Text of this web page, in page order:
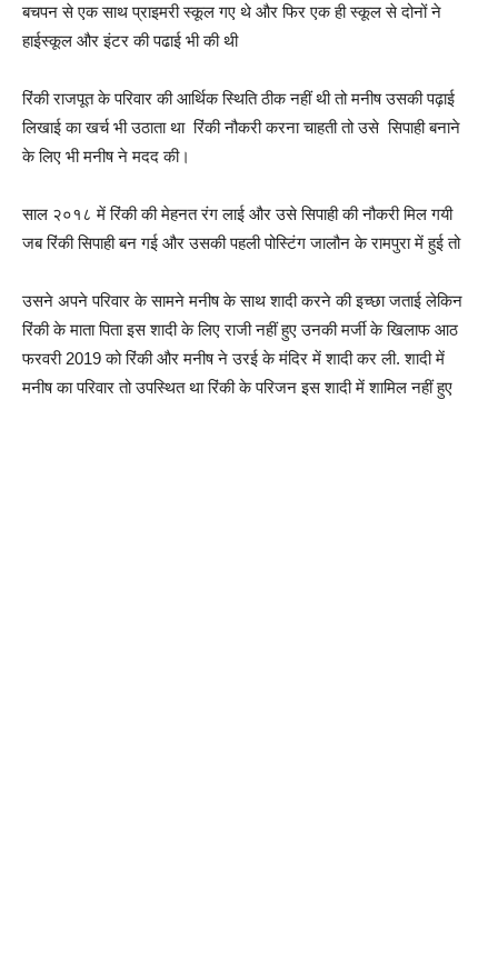
बचपन से एक साथ प्राइमरी स्कूल गए थे और फिर एक ही स्कूल से दोनों ने
हाईस्कूल और इंटर की पढाई भी की थी
रिंकी राजपूत के परिवार की आर्थिक स्थिति ठीक नहीं थी तो मनीष उसकी पढ़ाई
लिखाई का खर्च भी उठाता था रिंकी नौकरी करना चाहती तो उसे सिपाही बनाने
के लिए भी मनीष ने मदद की।
साल २०१८ में रिंकी की मेहनत रंग लाई और उसे सिपाही की नौकरी मिल गयी
जब रिंकी सिपाही बन गई और उसकी पहली पोस्टिंग जालौन के रामपुरा में हुई तो
उसने अपने परिवार के सामने मनीष के साथ शादी करने की इच्छा जताई लेकिन
रिंकी के माता पिता इस शादी के लिए राजी नहीं हुए उनकी मर्जी के खिलाफ आठ
फरवरी 2019 को रिंकी और मनीष ने उरई के मंदिर में शादी कर ली. शादी में
मनीष का परिवार तो उपस्थित था रिंकी के परिजन इस शादी में शामिल नहीं हुए